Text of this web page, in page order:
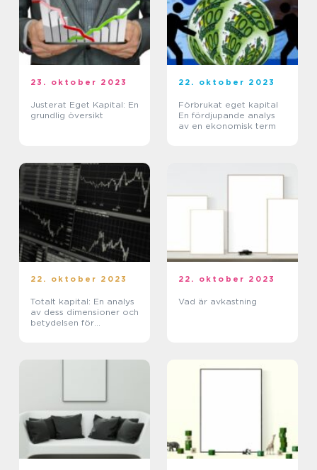
23. oktober 2023
Justerat Eget Kapital: En
grundlig översikt
22. oktober 2023
Förbrukat eget kapital
En fördjupande analys
av en ekonomisk term
22. oktober 2023
Totalt kapital: En analys
av dess dimensioner och
betydelsen för
22. oktober 2023
Vad är avkastning